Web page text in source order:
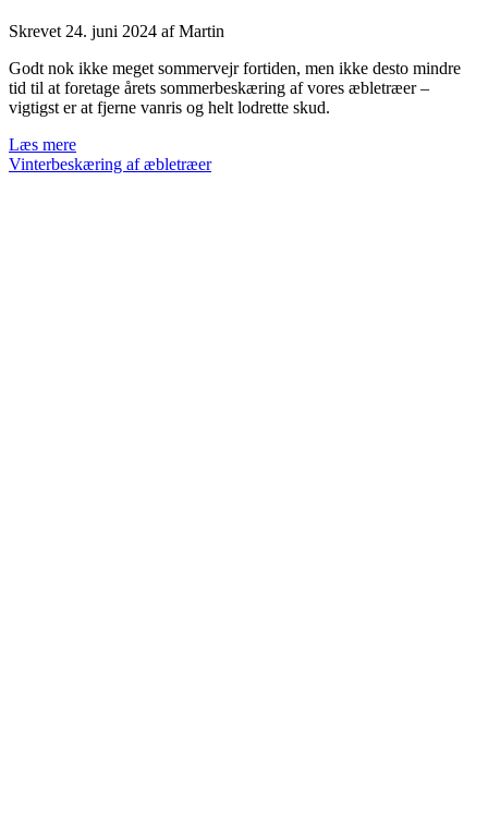
Skrevet 24. juni 2024 afMartin
Godt nok ikke meget sommervejr fortiden, men ikke desto mindre
tid til at foretage årets sommerbeskæring af vores æbletræer –
vigtigst er at fjerne vanris og helt lodrette skud.
Læs mereBeskæring
af
Vinterbeskæring af æbletræer